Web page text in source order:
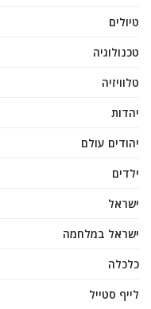
טיולים
טכנולוגיה
טלוויזיה
יהדות
יהודים עולם
ילדים
ישראל
ישראל במלחמה
כלכלה
לייף סטייל